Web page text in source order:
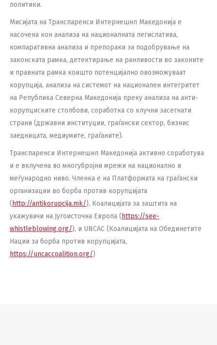
политики.
Мисијата на Транспаренси Интернешнл Македонија е
насочена кон aнализа на националната легислатива,
компаративна анализа и препораки за подобрување на
законската рамка, детектирање на ранливости во законите
и правната рамка коишто потенцијално овозможуваат
корупција, анализа на системот на национален интегритет
на Република Северна Македонија преку анализа на анти-
корупциските столбови, соработка со клучни засегнати
страни (државни институции, граѓански сектор, бизнис
заедницата, медиумите, граѓаните).
Транспаренси Интернешнл Македонија активно соработува
и е вклучена во многубројни мрежи на национално и
меѓународно ниво. Членка е на Платформата на граѓански
организации во борба против корупцијата
(http://antikorupcija.mk/), Коалицијата за заштита на
укажувачи на Југоисточна Европа (https://see-
whistleblowing.org/), и UNCAC (Коалицијата на Обединетите
Нации за борба против корупцијата,
https://uncaccoalition.org/)